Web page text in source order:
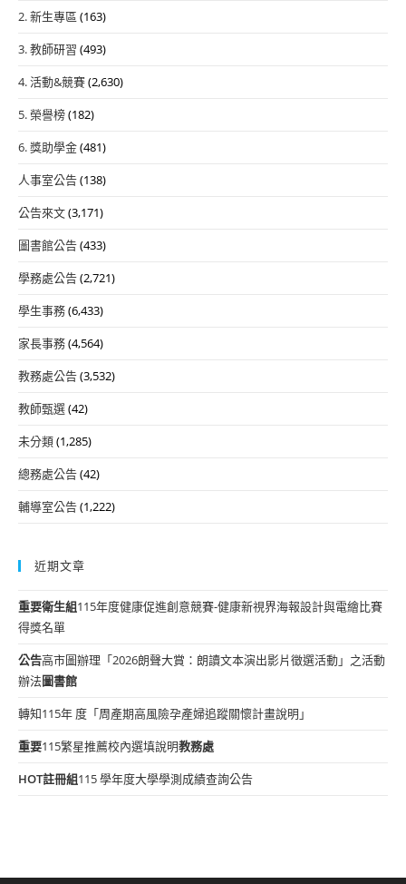
2. 新生專區 (163)
3. 教師研習 (493)
4. 活動&競賽(2,630)
5. 榮譽榜(182)
6. 獎助學金(481)
人事室公告(138)
公告來文(3,171)
圖書館公告(433)
學務處公告(2,721)
學生事務(6,433)
家長事務(4,564)
教務處公告(3,532)
教師甄選(42)
未分類(1,285)
總務處公告(42)
輔導室公告(1,222)
近期文章
重要衛生組115年度健康促進創意競賽-健康新視界海報設計與電繪比賽
得獎名單
公告高市圖辦理「2026朗聲大賞：朗讀文本演出影片徵選活動」之活動
辦法圖書館
轉知115年 度「周產期高風險孕產婦追蹤關懷計畫說明」
重要115繁星推薦校內選填說明教務處
HOT註冊組115 學年度大學學測成績查詢公告